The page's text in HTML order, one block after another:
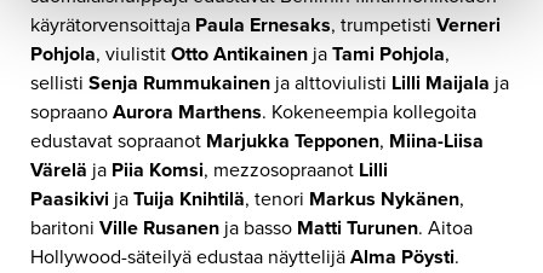
käyrätorvensoittaja Paula Ernesaks, trumpetisti Verneri
Pohjola, viulistitOtto Antikainen jaTami Pohjola,
sellisti Senja Rummukainen ja alttoviulisti Lilli Maijala ja
sopraanoAurora Marthens. Kokeneempia kollegoita
edustavat sopraanot Marjukka Tepponen, Miina-Liisa
Värelä ja Piia Komsi, mezzosopraanot Lilli
Paasikivi jaTuija Knihtilä, tenori Markus Nykänen,
baritoni Ville Rusanen ja basso Matti Turunen. Aitoa
Hollywood-säteilyä edustaa näyttelijäAlma Pöysti.